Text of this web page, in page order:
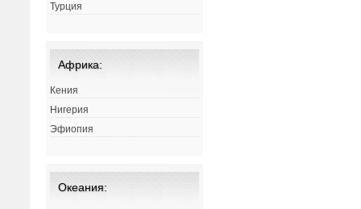
Турция
Африка:
Кения
Нигерия
Эфиопия
Океания: